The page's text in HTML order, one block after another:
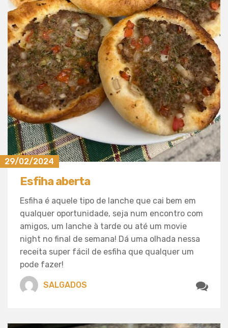
29/02/2024
Esfiha aberta
Esfiha é aquele tipo de lanche que cai bem em
qualquer oportunidade, seja num encontro com
amigos, um lanche à tarde ou até um movie
night no final de semana! Dá uma olhada nessa
receita super fácil de esfiha que qualquer um
pode fazer!
SALGADOS